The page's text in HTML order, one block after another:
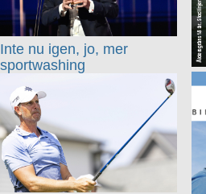
Inte nu igen, jo, mer
sportwashing